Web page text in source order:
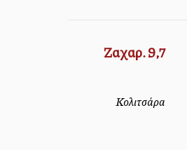
Ζαχαρ. 9,7
Κολιτσάρα